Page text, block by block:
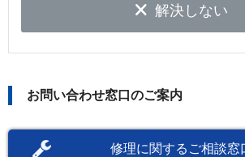
解決しない
お問い合わせ窓口のご案内
修理に関するご相談窓